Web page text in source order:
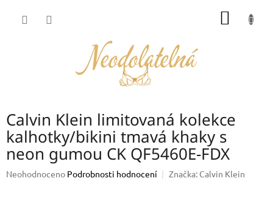
Calvin Klein limitovaná kolekce
kalhotky/bikini tmavá khaky s
neon gumou CK QF5460E-FDX
Průměrné
Neohodnoceno Podrobnosti hodnocení Značka: Calvin Klein